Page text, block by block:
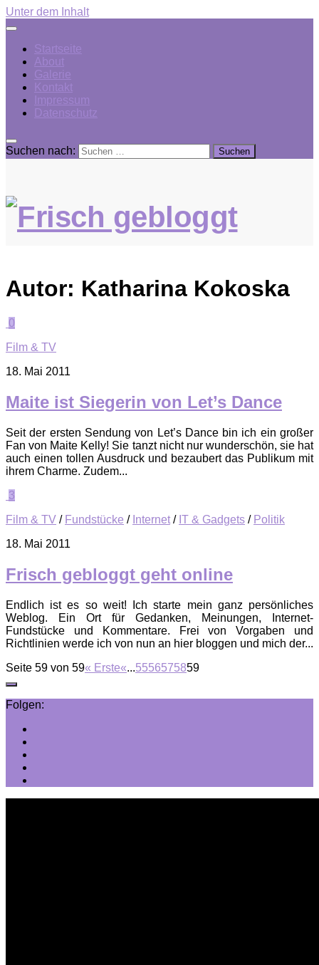
Unter dem Inhalt
Startseite
About
Galerie
Kontakt
Impressum
Datenschutz
Suchen nach:
Autor: Katharina Kokoska
0
Film & TV
18. Mai 2011
Maite ist Siegerin von Let’s Dance
Seit der ersten Sendung von Let’s Dance bin ich ein großer
Fan von Maite Kelly! Sie tanzt nicht nur wunderschön, sie hat
auch einen tollen Ausdruck und bezaubert das Publikum mit
ihrem Charme. Zudem...
3
Film & TV / Fundstücke / Internet / IT & Gadgets / Politik
18. Mai 2011
Frisch gebloggt geht online
Endlich ist es so weit! Ich starte mein ganz persönliches
Weblog. Ein Ort für Gedanken, Meinungen, Internet-
Fundstücke und Kommentare. Frei von Vorgaben und
Richtlinien werde ich von nun an hier bloggen und mich der...
Seite 59 von 59« Erste«...5556575859
Folgen: